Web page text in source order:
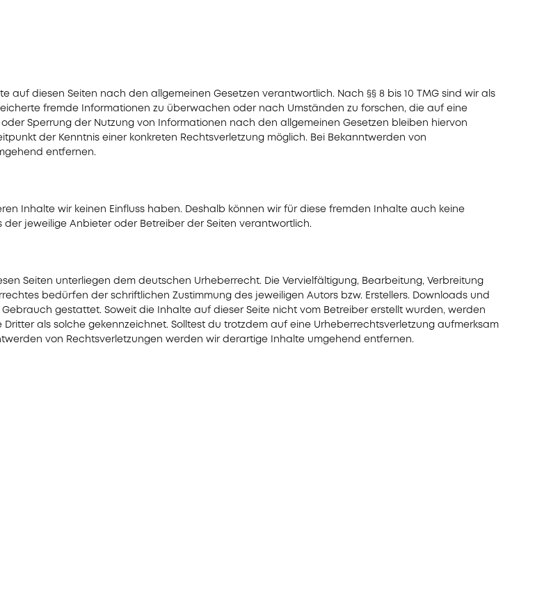
auf diesen Seiten nach den allgemeinen Gesetzen verantwortlich. Nach §§ 8 bis 10 TMG sind wir als
fremde Informationen zu überwachen oder nach Umständen zu forschen, die auf eine
Sperrung der Nutzung von Informationen nach den allgemeinen Gesetzen bleiben hiervon
der Kenntnis einer konkreten Rechtsverletzung möglich. Bei Bekanntwerden von
entfernen.
Inhalte wir keinen Einfluss haben. Deshalb können wir für diese fremden Inhalte auch keine
jeweilige Anbieter oder Betreiber der Seiten verantwortlich.
Seiten unterliegen dem deutschen Urheberrecht. Die Vervielfältigung, Bearbeitung, Verbreitung
bedürfen der schriftlichen Zustimmung des jeweiligen Autors bzw. Erstellers. Downloads und
gestattet. Soweit die Inhalte auf dieser Seite nicht vom Betreiber erstellt wurden, werden
als solche gekennzeichnet. Solltest du trotzdem auf eine Urheberrechtsverletzung aufmerksam
von Rechtsverletzungen werden wir derartige Inhalte umgehend entfernen.